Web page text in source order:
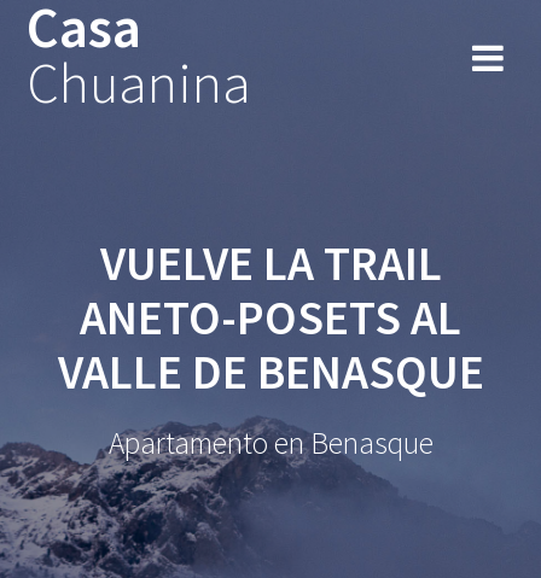
Casa
Chuanina
VUELVE LA TRAIL
ANETO-POSETS AL
VALLE DE BENASQUE
Apartamento en Benasque